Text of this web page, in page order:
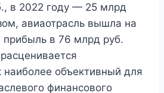
в 2022 году — 25 млрд
авиаотрасль вышла на
прибыль в 76 млрд руб.
наиболее объективный для
финансового